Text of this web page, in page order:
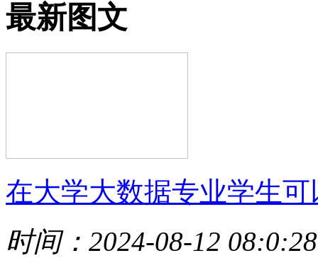
最新图文
在大学大数据专业学生可
时间：2024-08-12 08:0:28